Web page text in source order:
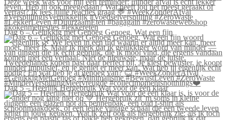
Dag 6 – Gelukkig met Genoeg Genoeg. Wat een fijn
Dag 5 – Heerlijk Hergebruik Wat voor de één klaar